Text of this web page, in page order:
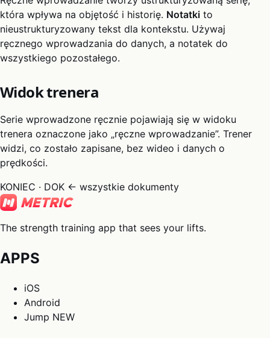
która wpływa na objętość i historię. Notatki to
nieustrukturyzowany tekst dla kontekstu. Używaj
ręcznego wprowadzania do danych, a notatek do
wszystkiego pozostałego.
Widok trenera
Serie wprowadzone ręcznie pojawiają się w widoku
trenera oznaczone jako „ręczne wprowadzanie”. Trener
widzi, co zostało zapisane, bez wideo i danych o
prędkości.
KONIEC · DOK ← wszystkie dokumenty
The strength training app that sees your lifts.
APPS
iOS
Android
Jump NEW